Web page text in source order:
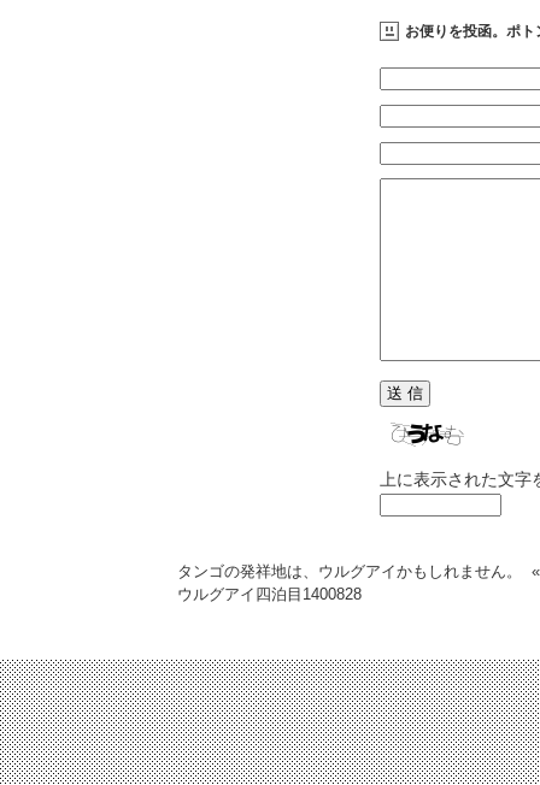
お便りを投函。ポト
上に表示された文
タンゴの発祥地は、ウルグアイかもしれません。
ウルグアイ四泊目 1400828